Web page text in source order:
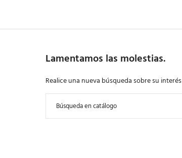
Lamentamos las molestias.
Realice una nueva búsqueda sobre su interés